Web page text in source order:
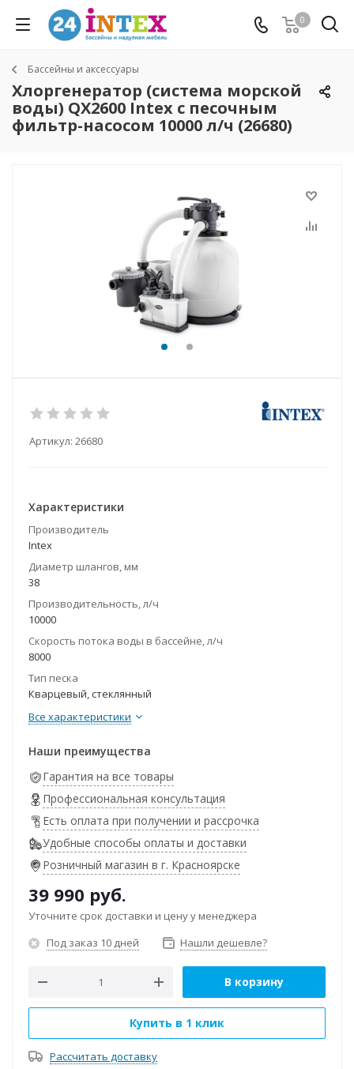
0
Бассейны и аксессуары
Хлоргенератор (система морской
воды) QX2600 Intex с песочным
фильтр-насосом 10000 л/ч (26680)
Артикул: 26680
Характеристики
Производитель
Intex
Диаметр шлангов, мм
38
Производительность, л/ч
10000
Скорость потока воды в бассейне, л/ч
8000
Тип песка
Кварцевый, стеклянный
Все характеристики
Наши преимущества
Гарантия на все товары
Профессиональная консультация
Есть оплата при получении и рассрочка
Удобные способы оплаты и доставки
Розничный магазин в г. Красноярске
39 990 руб.
Уточните срок доставки и цену у менеджера
Под заказ 10 дней
Нашли дешевле?
В корзину
Купить в 1 клик
Рассчитать доставку